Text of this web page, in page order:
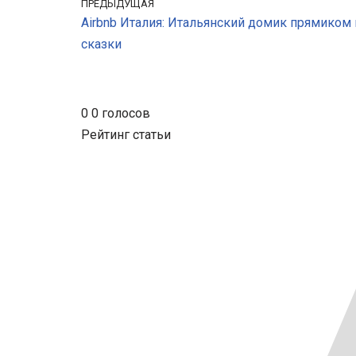
ПРЕДЫДУЩАЯ
Airbnb Италия: Итальянский домик прямиком
сказки
0 0 голосов
Рейтинг статьи